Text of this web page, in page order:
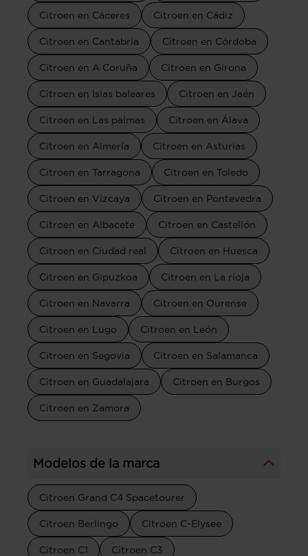
Citroen en Cáceres Citroen en Cádiz
Citroen en Cantabria Citroen en Córdoba
Citroen en A Coruña Citroen en Girona
Citroen en Islas baleares Citroen en Jaén
Citroen en Las palmas Citroen en Álava
Citroen en Almería Citroen en Asturias
Citroen en Tarragona Citroen en Toledo
Citroen en Vizcaya Citroen en Pontevedra
Citroen en Albacete Citroen en Castellón
Citroen en Ciudad real Citroen en Huesca
Citroen en Gipuzkoa Citroen en La rioja
Citroen en Navarra Citroen en Ourense
Citroen en Lugo Citroen en León
Citroen en Segovia Citroen en Salamanca
Citroen en Guadalajara Citroen en Burgos
Citroen en Zamora
Modelos de la marca
Citroen Grand C4 Spacetourer
Citroen Berlingo Citroen C-Elysee
Citroen C1 Citroen C3